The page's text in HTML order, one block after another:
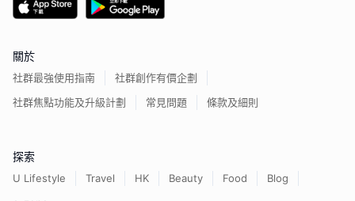
關於
社群最強使用指南
社群創作有價企劃
社群焦點功能及升級計劃
常見問題 條款及細則
探索
U Lifestyle Travel HK Beauty Food
Blog